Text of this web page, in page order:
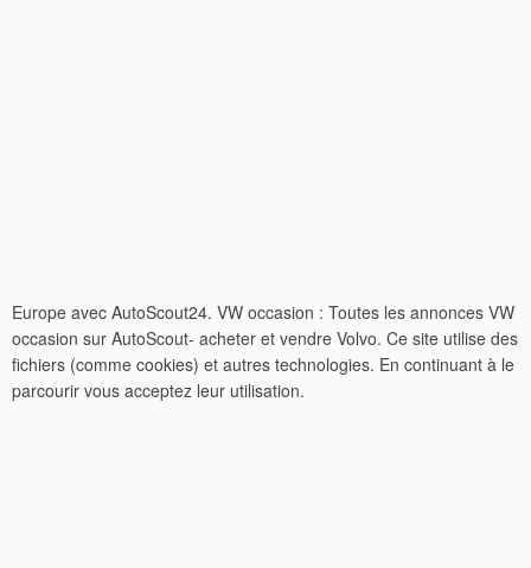
Europe avec AutoScout24. VW occasion : Toutes les annonces VW
occasion sur AutoScout- acheter et vendre Volvo. Ce site utilise des
fichiers (comme cookies) et autres technologies. En continuant à le
parcourir vous acceptez leur utilisation.